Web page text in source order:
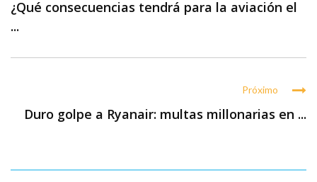
¿Qué consecuencias tendrá para la aviación el
...
Próximo
Duro golpe a Ryanair: multas millonarias en ...